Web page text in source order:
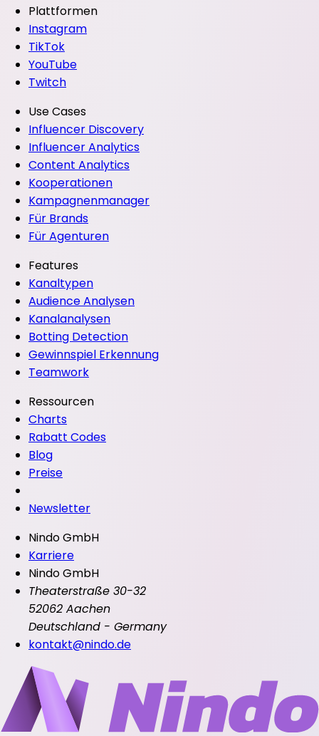
Plattformen
Instagram
TikTok
YouTube
Twitch
Use Cases
Influencer Discovery
Influencer Analytics
Content Analytics
Kooperationen
Kampagnenmanager
Für Brands
Für Agenturen
Features
Kanaltypen
Audience Analysen
Kanalanalysen
Botting Detection
Gewinnspiel Erkennung
Teamwork
Ressourcen
Charts
Rabatt Codes
Blog
Preise
Newsletter
Nindo GmbH
Karriere
Nindo GmbH
Theaterstraße 30-32
52062 Aachen
Deutschland - Germany
kontakt@nindo.de